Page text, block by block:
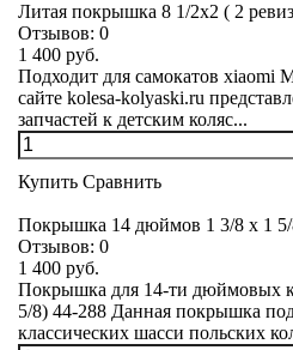
Литая покрышка 8 1/2x2 ( 2
Отзывов: 0
1 400 руб.
Подходит для самокатов
сайте kolesa-kolyaski.ru
запчастей к детским коляс...
Купить Сравнить
Покрышка 14 дюймов 1 3/8 x 1 5/
Отзывов: 0
1 400 руб.
Покрышка для 14-ти дюймовых
5/8) 44-288 Данная покрышка
классических шасси польских